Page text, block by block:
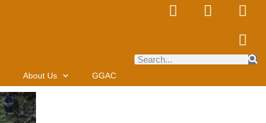
About Us GGAC